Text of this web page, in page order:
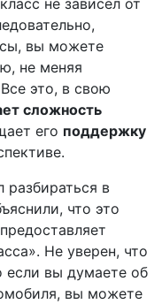
вы можете
не меняя
это, в свою
сложность
его поддержку
разбираться в
что это
Не уверен, что
вы думаете об
вы можете